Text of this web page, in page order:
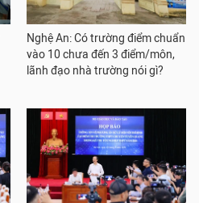
Nghệ An: Có trường điểm chuẩn
vào 10 chưa đến 3 điểm/môn,
lãnh đạo nhà trường nói gì?